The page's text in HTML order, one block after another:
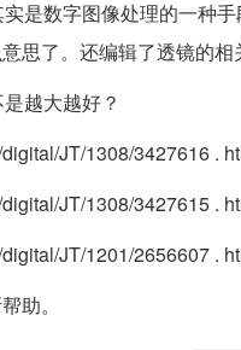
是数字图像处理的一种
思了。还编辑了透镜的
越大越好？
JT/1308/3427616 .
JT/1308/3427615 .
JT/1201/2656607 .
助。